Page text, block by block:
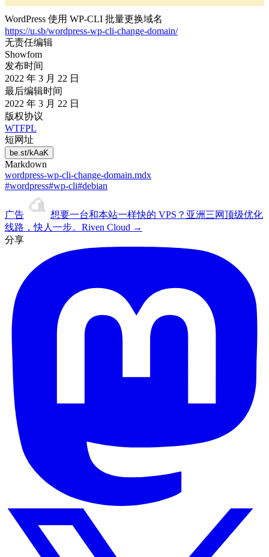
WordPress 使用 WP-CLI 批量更换域名
https://u.sb/wordpress-wp-cli-change-domain/
无责任编辑
Showfom
发布时间
2022 年 3 月 22 日
最后编辑时间
2022 年 3 月 22 日
版权协议
WTFPL
短网址
be.st/kAaK
Markdown
wordpress-wp-cli-change-domain.mdx
#wordpress#wp-cli#debian
广告 想要一台和本站一样快的 VPS？ 亚洲三网顶级优化
线路，快人一步。 Riven Cloud →
分享